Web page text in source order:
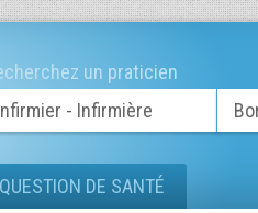
un praticien
QUESTION DE SANTÉ